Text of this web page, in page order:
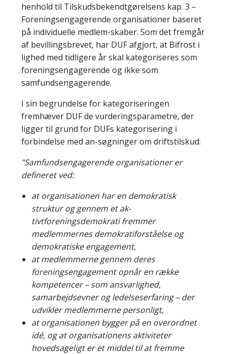
henhold til Tilskudsbekendtgørelsens kap. 3 –
Foreningsengagerende organisationer baseret
på individuelle medlem-skaber. Som det fremgår
af bevillingsbrevet, har DUF afgjort, at Bifrost i
lighed med tidligere år skal kategoriseres som
foreningsengagerende og ikke som
samfundsengagerende.
I sin begrundelse for kategoriseringen
fremhæver DUF de vurderingsparametre, der
ligger til grund for DUFs kategorisering i
forbindelse med an-søgninger om driftstilskud:
”Samfundsengagerende organisationer er
defineret ved:
at organisationen har en demokratisk
struktur og gennem et ak-
tivtforeningsdemokrati fremmer
medlemmernes demokratiforståelse og
demokratiske engagement,
at medlemmerne gennem deres
foreningsengagement opnår en række
kompetencer – som ansvarlighed,
samarbejdsevner og ledelseserfaring – der
udvikler medlemmerne personligt,
at organisationen bygger på en overordnet
idé, og at organisationens aktiviteter
hovedsageligt er et middel til at fremme